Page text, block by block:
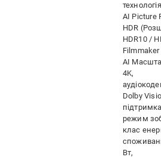
AI Picture
HDR
HDR10 /
AI
4K
Dolby
режим
клас
Вт